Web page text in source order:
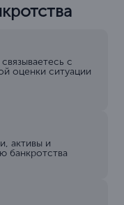
с
оценки ситуации
активы и
банкротства